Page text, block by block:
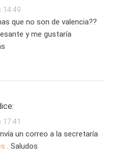
14:49
que no son de valencia??
y me gustaría
un correo a la secretaría
. Saludos